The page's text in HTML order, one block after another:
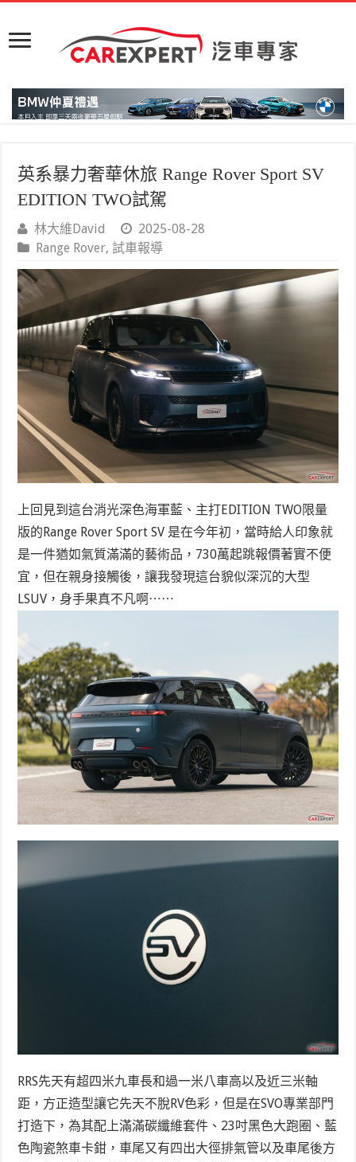
英系暴力奢華休旅 Range Rover Sport SV
EDITION TWO試駕
林大維David
2025-08-28
Range Rover,試車報導
上回見到這台消光深色海軍藍、主打EDITION TWO限量
版的Range Rover Sport SV 是在今年初，當時給人印象就
是一件猶如氣質滿滿的藝術品，730萬起跳報價著實不便
宜，但在親身接觸後，讓我發現這台貌似深沉的大型
LSUV，身手果真不凡啊⋯⋯
RRS先天有超四米九車長和過一米八車高以及近三米軸
距，方正造型讓它先天不脫RV色彩，但是在SVO專業部門
打造下，為其配上滿滿碳纖維套件、23吋黑色大跑圈、藍
色陶瓷煞車卡鉗，車尾又有四出大徑排氣管以及車尾後方